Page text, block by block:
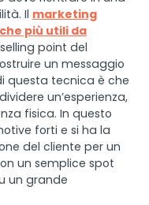
Il marketing
più utili da
point del
un messaggio
questa tecnica è che
un’esperienza,
fisica. In questo
forti e si ha la
del cliente per un
un semplice spot
un grande